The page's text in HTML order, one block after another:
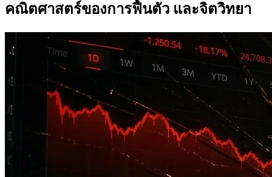
คณิตศาสตร์ของการฟื้นตัว และจิตวิทยา